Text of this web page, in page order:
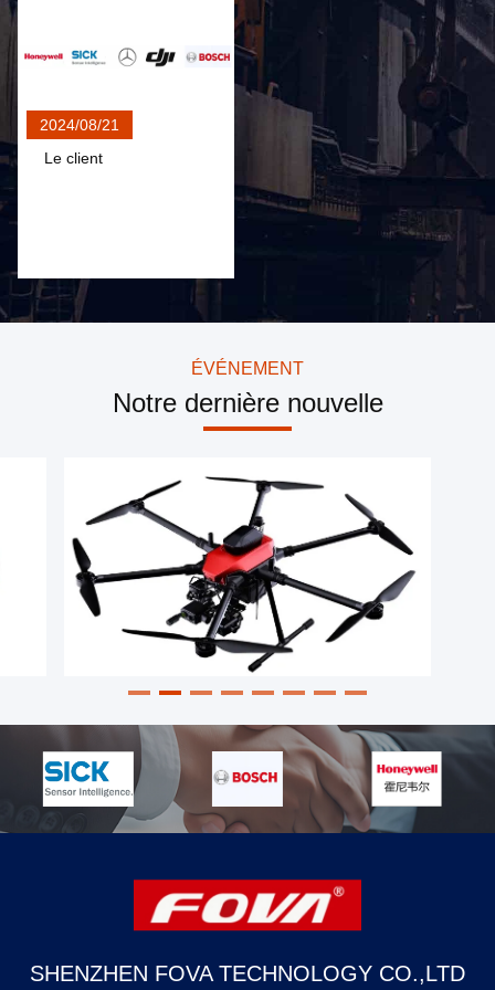
Module de mesure de la portée laser de 6 km pour la mesure de la distance, la reconnaissance et la localisation pour les applications industrielles,Visibilité dans des conditions de visibilité n'est pas inférieure à 8 km, réflectance diffuse ≥ 0.3,
Module de mesure de portée laser de 6 km, DC6 36 alimentation en tension Capteur de distance laser de haute précision
Module de télémètre laser,Stealthy Pas de flash rouge 0.1m Machine numérique de télémètre laser avec une portée de mesure de 20~5000M, Module de télémètre laser de l'usine chinoise
Module de télémètre laser avancé au bon prix, module de télémètre laser de 6 km, mesureur de distance laser ultra précis, mesureur de distance laser
Distance de 6 km, petite taille, poids léger, aéroporté, capsule, viseur de tourelle, mesure de distance laser, module de télédétecteur laser à vendre
2024/08/21
Le client
ÉVÉNEMENT
Notre dernière nouvelle
SHENZHEN FOVA TECHNOLOGY CO.,LTD